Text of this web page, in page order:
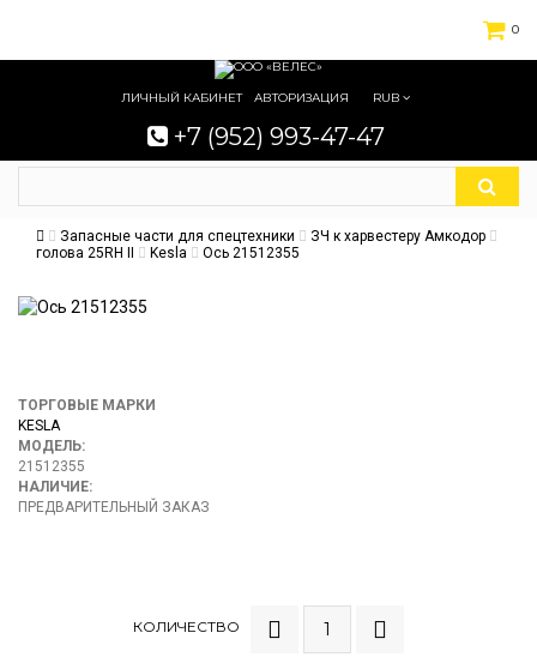
0
ЛИЧНЫЙ КАБИНЕТ АВТОРИЗАЦИЯ RUB
+7 (952) 993-47-47
Запасные части для спецтехники
ЗЧ к харвестеру Амкодор
голова 25RH II
Kesla Ось 21512355
ТОРГОВЫЕ МАРКИ
KESLA
МОДЕЛЬ:
21512355
НАЛИЧИЕ:
ПРЕДВАРИТЕЛЬНЫЙ ЗАКАЗ
КОЛИЧЕСТВО